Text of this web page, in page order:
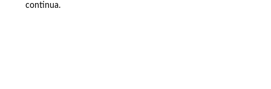
continua.